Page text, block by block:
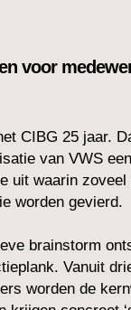
voor
CIBG 25 jaar.
van VWS een
uit waarin
worden gevierd.
brainstorm
Vanuit
worden de